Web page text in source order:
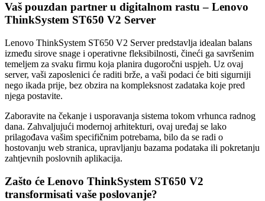
Vaš pouzdan partner u digitalnom rastu – Lenovo
ThinkSystem ST650 V2 Server
Lenovo ThinkSystem ST650 V2 Server predstavlja idealan balans
između sirove snage i operativne fleksibilnosti, čineći ga savršenim
temeljem za svaku firmu koja planira dugoročni uspjeh. Uz ovaj
server, vaši zaposlenici će raditi brže, a vaši podaci će biti sigurniji
nego ikada prije, bez obzira na kompleksnost zadataka koje pred
njega postavite.
Zaboravite na čekanje i usporavanja sistema tokom vrhunca radnog
dana. Zahvaljujući modernoj arhitekturi, ovaj uređaj se lako
prilagođava vašim specifičnim potrebama, bilo da se radi o
hostovanju web stranica, upravljanju bazama podataka ili pokretanju
zahtjevnih poslovnih aplikacija.
Zašto će Lenovo ThinkSystem ST650 V2
transformisati vaše poslovanje?